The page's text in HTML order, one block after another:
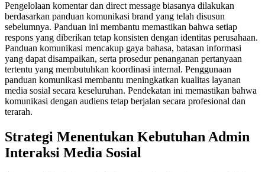
Pengelolaan komentar dan direct message biasanya dilakukan
berdasarkan panduan komunikasi brand yang telah disusun
sebelumnya. Panduan ini membantu memastikan bahwa setiap
respons yang diberikan tetap konsisten dengan identitas perusahaan.
Panduan komunikasi mencakup gaya bahasa, batasan informasi
yang dapat disampaikan, serta prosedur penanganan pertanyaan
tertentu yang membutuhkan koordinasi internal. Penggunaan
panduan komunikasi membantu meningkatkan kualitas layanan
media sosial secara keseluruhan. Pendekatan ini memastikan bahwa
komunikasi dengan audiens tetap berjalan secara profesional dan
terarah.
Strategi Menentukan Kebutuhan Admin
Interaksi Media Sosial